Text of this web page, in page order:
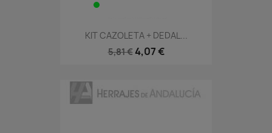
KIT CAZOLETA + DEDAL...
5,81 € 4,07 €